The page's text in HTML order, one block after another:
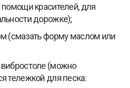
помощи красителей, для
дорожке);
(смазать форму маслом или
(можно
тележкой для песка: